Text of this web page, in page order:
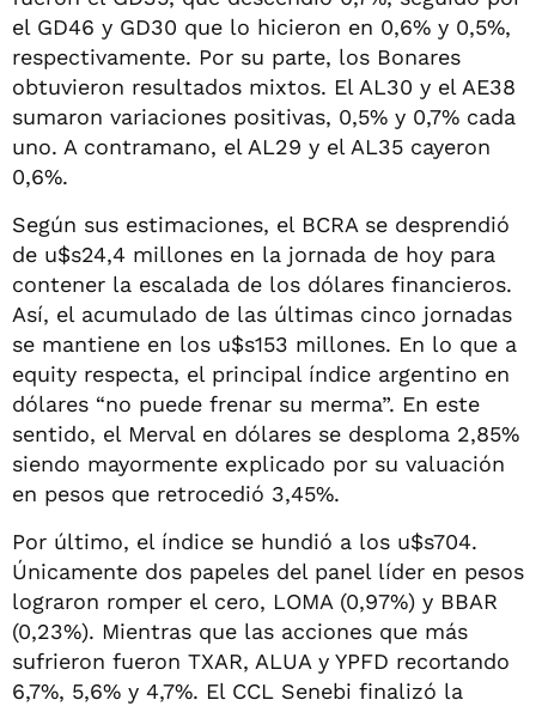
el GD46 y GD30 que lo hicieron en 0,6% y 0,5%,
respectivamente. Por su parte, los Bonares
obtuvieron resultados mixtos. El AL30 y el AE38
sumaron variaciones positivas, 0,5% y 0,7% cada
uno. A contramano, el AL29 y el AL35 cayeron
0,6%.
Según sus estimaciones, el BCRA se desprendió
de u$s24,4 millones en la jornada de hoy para
contener la escalada de los dólares financieros.
Así, el acumulado de las últimas cinco jornadas
se mantiene en los u$s153 millones. En lo que a
equity respecta, el principal índice argentino en
dólares “no puede frenar su merma”. En este
sentido, el Merval en dólares se desploma 2,85%
siendo mayormente explicado por su valuación
en pesos que retrocedió 3,45%.
Por último, el índice se hundió a los u$s704.
Únicamente dos papeles del panel líder en pesos
lograron romper el cero, LOMA (0,97%) y BBAR
(0,23%). Mientras que las acciones que más
sufrieron fueron TXAR, ALUA y YPFD recortando
6,7%, 5,6% y 4,7%. El CCL Senebi finalizó la